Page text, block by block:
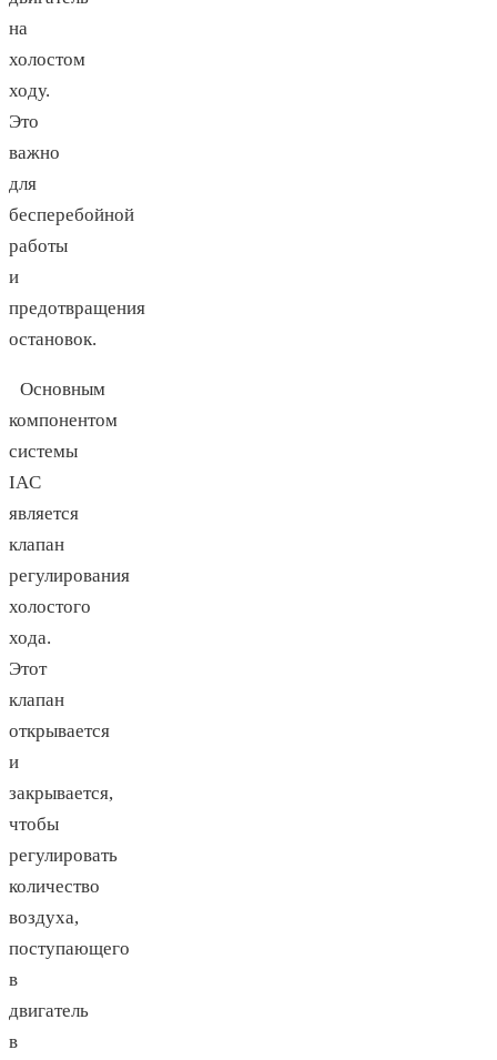
на
холостом
ходу.
Это
важно
для
бесперебойной
работы
и
предотвращения
остановок.
Основным
компонентом
системы
IAC
является
клапан
регулирования
холостого
хода.
Этот
клапан
открывается
и
закрывается,
чтобы
регулировать
количество
воздуха,
поступающего
в
двигатель
в